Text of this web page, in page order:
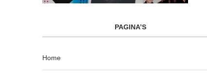
PAGINA’S
Home